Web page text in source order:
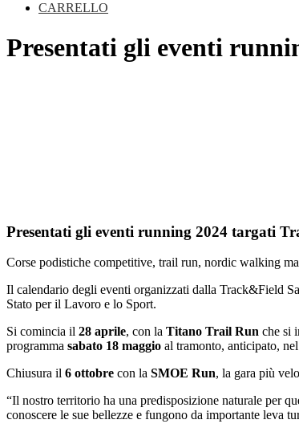
CARRELLO
Presentati gli eventi
Presentati gli eventi running 2024 targati
Corse podistiche competitive, trail run, nordic walking
Il calendario degli eventi organizzati dalla Track&Field
Stato per il Lavoro e lo Sport.
Si comincia il 28 aprile, con la Titano Trail Run che si
programma sabato 18 maggio al tramonto, anticipato,
Chiusura il 6 ottobre con la SMOE Run, la gara più
“Il nostro territorio ha una predisposizione naturale per
conoscere le sue bellezze e fungono da importante leva